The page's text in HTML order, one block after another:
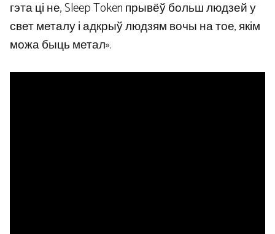
гэта ці не, Sleep Token прывёў больш людзей у
свет металу і адкрыў людзям вочы на ​​тое, якім
можа быць метал».